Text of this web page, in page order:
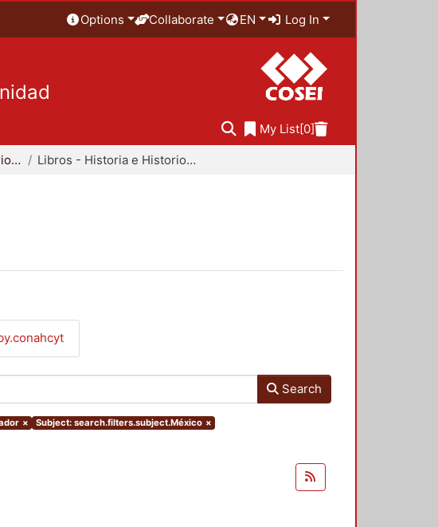
Options Collaborate EN Log In
My List[0]
Área de Historia e Historiografía Libros - Historia e Historiografía
Search
× Subject: search.filters.subject.México ×